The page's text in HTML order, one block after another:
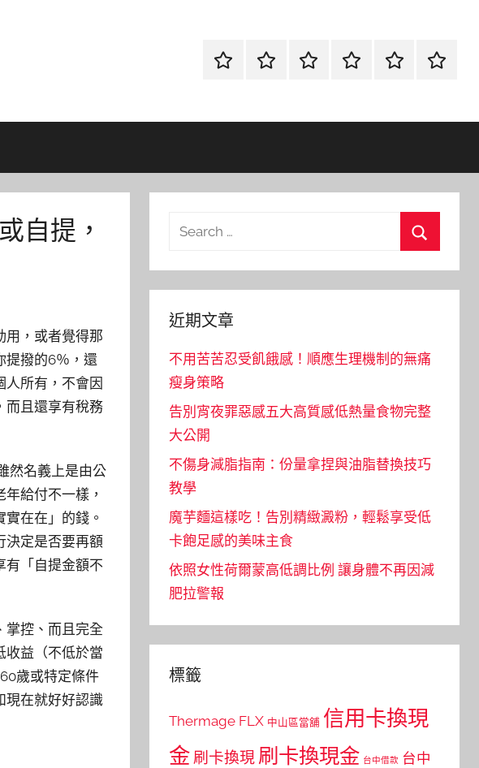
首
當
網
流
環
聯
自提，
用，或者覺得那
提撥的6％，還
人所有，不會因
而且還享有稅務
然名義上是由公
給付不一樣，
在在」的錢。
決定是否要再額
有「自提金額不
掌控、而且完全
收益（不低於當
歲或特定條件
現在就好好認識
Search
近期文章
不用苦苦忍受飢餓感！順應生理機制的無痛
瘦身策略
告別宵夜罪惡感五大高質感低熱量食物完整
大公開
不傷身減脂指南：份量拿捏與油脂替換技巧
教學
魔芋麵這樣吃！告別精緻澱粉，輕鬆享受低
卡飽足感的美味主食
依照女性荷爾蒙高低調比例 讓身體不再因減
肥拉警報
標籤
Thermage FLX 中山區當舖 信用卡換現
金 刷卡換現 刷卡換現金 台中借款 台中